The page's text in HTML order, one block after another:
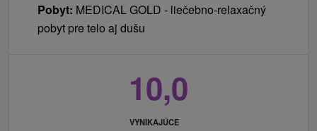
Pobyt: MEDICAL GOLD - liečebno-relaxačný
pobyt pre telo aj dušu
10,0
VYNIKAJÚCE